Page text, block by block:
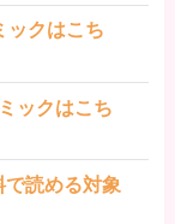
ックはこち
ックはこち
読める対象